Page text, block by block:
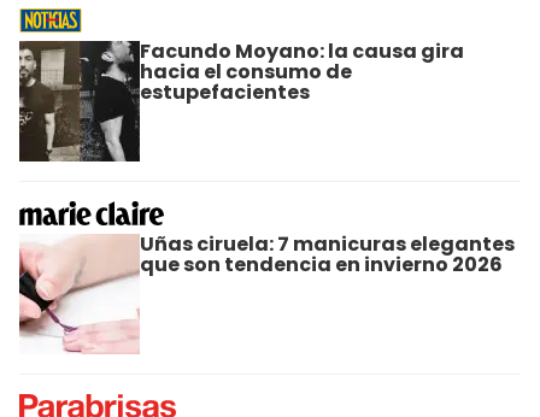
Facundo Moyano: la causa gira
hacia el consumo de
estupefacientes
Uñas ciruela: 7 manicuras elegantes
que son tendencia en invierno 2026